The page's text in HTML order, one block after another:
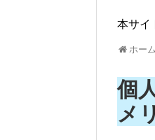
本サイ
ホーム
個
メ